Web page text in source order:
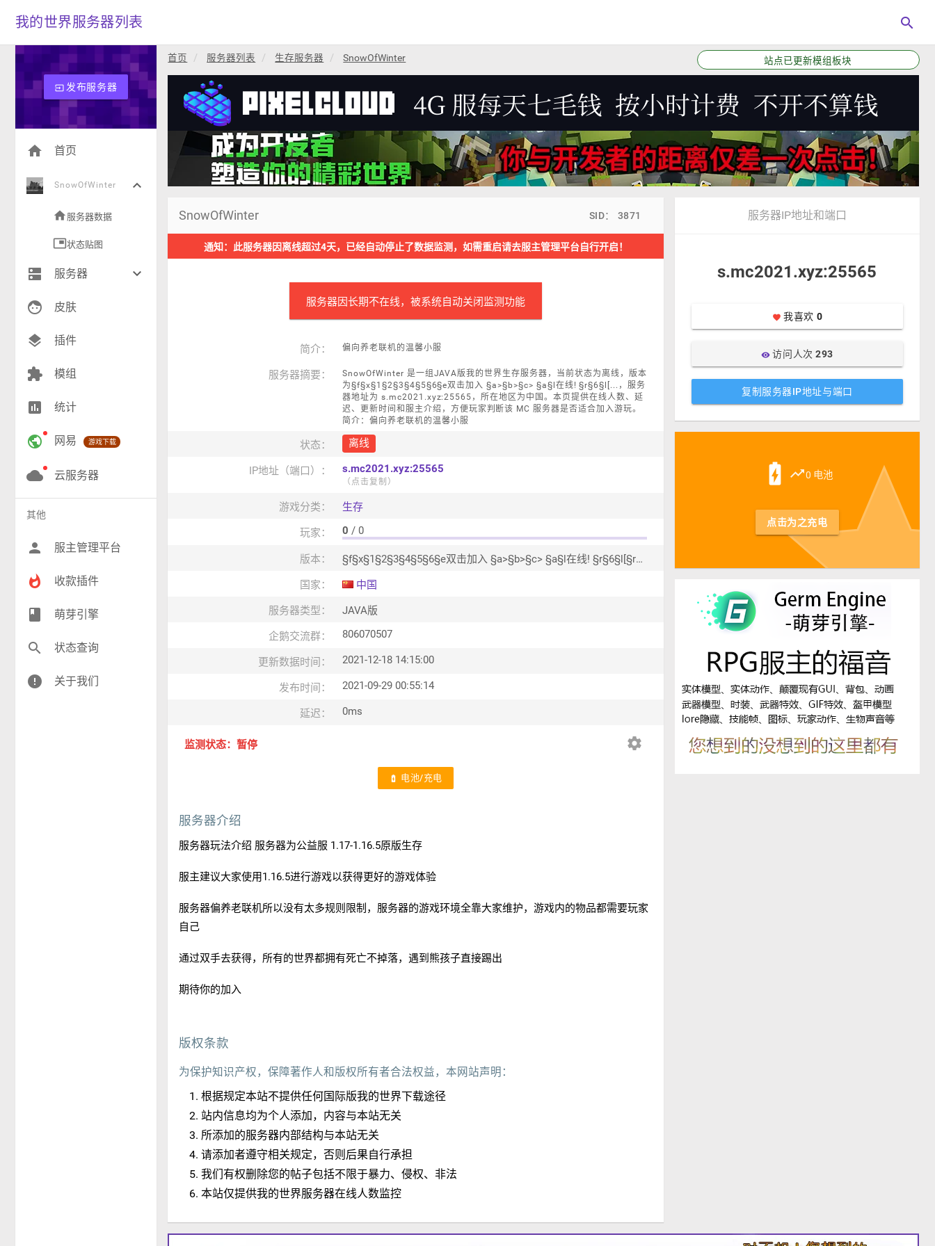
我的世界服务器列表 search
input发布服务器
home 首页
SnowOfWinter keyboard_arrow_down
home 服务器数据
picture_in_picture状态贴图
dns 服务器 keyboard_arrow_down
生存(272)
创造(7)
RPG(203)
小游戏(17)
神奇宝贝(27)
工业(9)
face 皮肤
layers 插件
extension 模组
insert_chart 统计
public 网易 游戏下载
cloud 云服务器
其他
person 服主管理平台
whatshot 收款插件
class 萌芽引擎
search 状态查询
error 关于我们
本站QQ交流群792034208，加群请备注“服主”
首页 服务器列表 生存服务器 SnowOfWinter
SnowOfWinter SID： 3871
通知：此服务器因离线超过4天，已经自动停止了数据监测，如需重启请去服主管理平台自行开启！
服务器因长期不在线，被系统自动关闭监测功能
简介： 偏向养老联机的温馨小服
服务器摘要：
SnowOfWinter 是一组JAVA版我的世界生存服务器，当前状态为离线，版本
为§f§x§1§2§3§4§5§6§e双击加入 §a>§b>§c> §a§l在线! §r§6§l[...，服务
器地址为 s.mc2021.xyz:25565，所在地区为中国。本页提供在线人数、延
迟、更新时间和服主介绍，方便玩家判断该 MC 服务器是否适合加入游玩。
简介：偏向养老联机的温馨小服
状态： 离线
IP地址（端口）： s.mc2021.xyz:25565
（点击复制）
游戏分类： 生存
玩家： 0 / 0
版本： §f§x§1§2§3§4§5§6§e双击加入 §a>§b>§c> §a§l在线! §r§6§l[§r§c§l0§r§7/§c§l100§r§6§l]
国家： 中国
服务器类型： JAVA版
企鹅交流群： 806070507
更新数据时间： 2021-12-18 14:15:00
发布时间： 2021-09-29 00:55:14
延迟： 0ms
监测状态：暂停 settings
battery_charging_full 电池/充电
服务器介绍
服务器玩法介绍 服务器为公益服 1.17-1.16.5原版生存
服主建议大家使用1.16.5进行游戏以获得更好的游戏体验
服务器偏养老联机所以没有太多规则限制，服务器的游戏环境全靠大家维护，游戏内的物品都需要玩家
自己
通过双手去获得，所有的世界都拥有死亡不掉落，遇到熊孩子直接踢出
期待你的加入
版权条款
为保护知识产权，保障著作人和版权所有者合法权益，本网站声明：
根据规定本站不提供任何国际版我的世界下载途径
站内信息均为个人添加，内容与本站无关
所添加的服务器内部结构与本站无关
请添加者遵守相关规定，否则后果自行承担
我们有权删除您的帖子包括不限于暴力、侵权、非法
本站仅提供我的世界服务器在线人数监控
服务器IP地址和端口
s.mc2021.xyz:25565
favorite 我喜欢 0
visibility访问人次293
复制服务器IP地址与端口
battery_charging_full trending_up0 电池
点击为之充电